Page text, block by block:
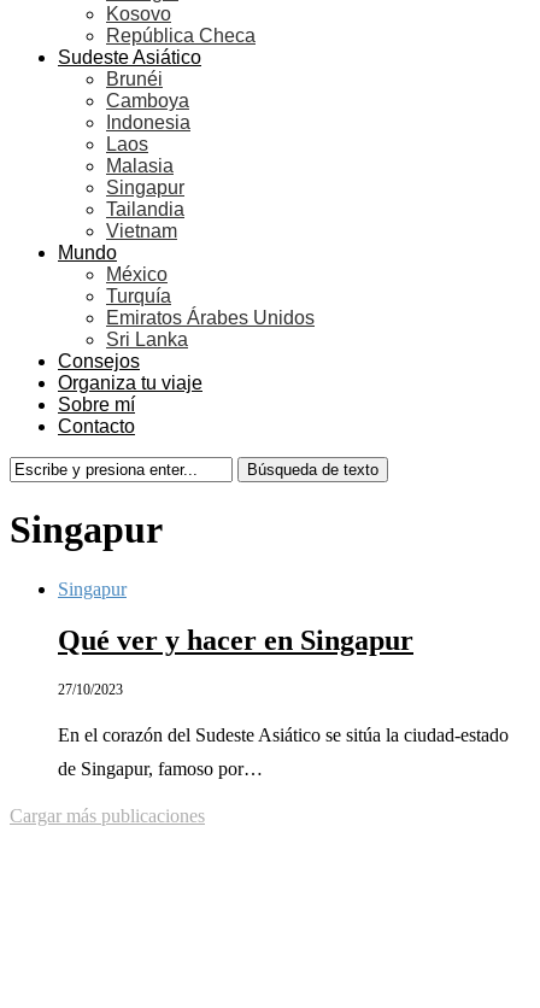
Kosovo
República Checa
Sudeste Asiático
Brunéi
Camboya
Indonesia
Laos
Malasia
Singapur
Tailandia
Vietnam
Mundo
México
Turquía
Emiratos Árabes Unidos
Sri Lanka
Consejos
Organiza tu viaje
Sobre mí
Contacto
Singapur
Singapur
Qué ver y hacer en Singapur
27/10/2023
En el corazón del Sudeste Asiático se sitúa la ciudad-estado
de Singapur, famoso por…
Cargar más publicaciones